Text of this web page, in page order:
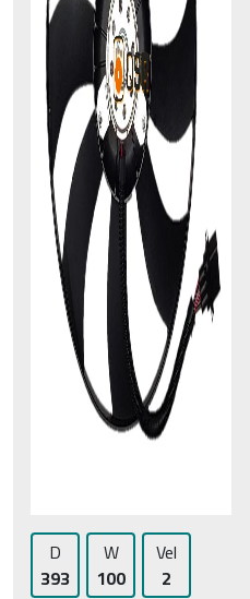
D
393
W
100
Vel
2